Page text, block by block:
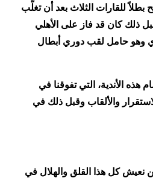
للقارات الثلاث بعد أن تغلّب
ذلك كان قد فاز على الأهلي
وهو حامل لقب دوري أبطال
الأندية، التي تفوقنا في
والألقاب وقبل ذلك في
نعيش كل هذا القلق والهلال في